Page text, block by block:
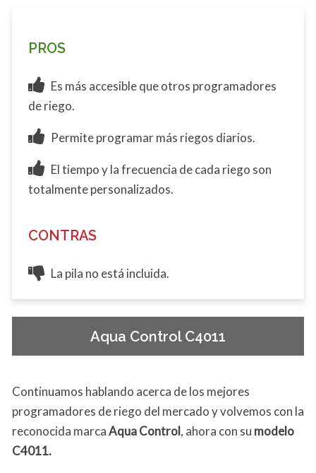
PROS
Es más accesible que otros programadores
de riego.
Permite programar más riegos diarios.
El tiempo y la frecuencia de cada riego son
totalmente personalizados.
CONTRAS
La pila no está incluida.
Aqua Control C4011
Continuamos hablando acerca de los mejores
programadores de riego del mercado y volvemos con la
reconocida marcaAqua Control, ahora con su modelo
C4011.